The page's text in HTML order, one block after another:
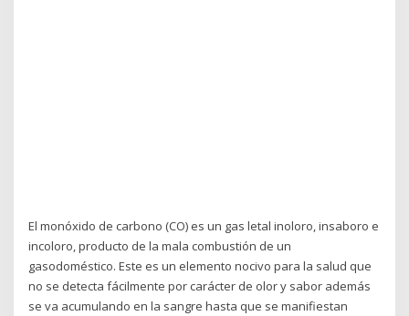
El monóxido de carbono (CO) es un gas letal inoloro, insaboro e
incoloro, producto de la mala combustión de un
gasodoméstico. Este es un elemento nocivo para la salud que
no se detecta fácilmente por carácter de olor y sabor además
se va acumulando en la sangre hasta que se manifiestan